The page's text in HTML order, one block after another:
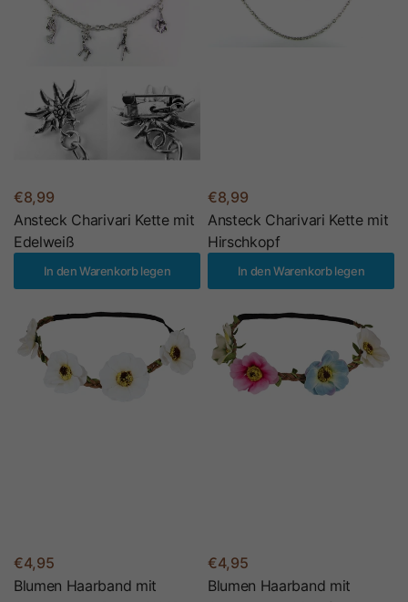
€8,99
Ansteck Charivari Kette mit
Edelweiß
In den Warenkorb legen
€8,99
Ansteck Charivari Kette mit
Hirschkopf
In den Warenkorb legen
€4,95
Blumen Haarband mit
€4,95
Blumen Haarband mit